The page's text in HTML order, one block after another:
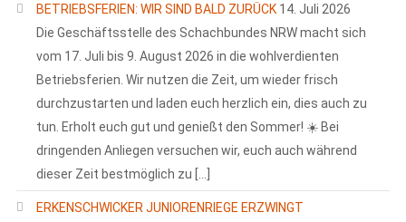
BETRIEBSFERIEN: WIR SIND BALD ZURÜCK 14. Juli 2026
Die Geschäftsstelle des Schachbundes NRW macht sich
vom 17. Juli bis 9. August 2026 in die wohlverdienten
Betriebsferien. Wir nutzen die Zeit, um wieder frisch
durchzustarten und laden euch herzlich ein, dies auch zu
tun. Erholt euch gut und genießt den Sommer! ☀️ Bei
dringenden Anliegen versuchen wir, euch auch während
dieser Zeit bestmöglich zu […]
ERKENSCHWICKER JUNIORENRIEGE ERZWINGT